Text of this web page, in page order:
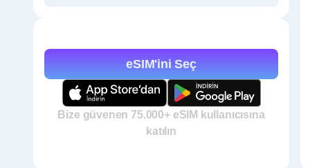
eSIM'ini Seç
Bize güvenen 75.000+ eSIM kullanıcısına
katılın